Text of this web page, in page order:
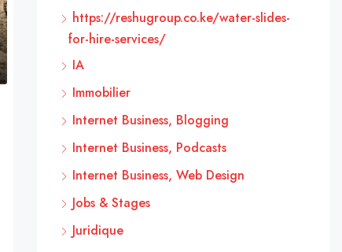
https://reshugroup.co.ke/water-slides-
for-hire-services/
IA
Immobilier
Internet Business, Blogging
Internet Business, Podcasts
Internet Business, Web Design
Jobs & Stages
Juridique